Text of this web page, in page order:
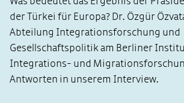
der Türkei für Europa? Dr. Özgür
Abteilung Integrationsforschung und
Gesellschaftspolitik am Berliner
Integrations- und
Antworten in unserem Interview.